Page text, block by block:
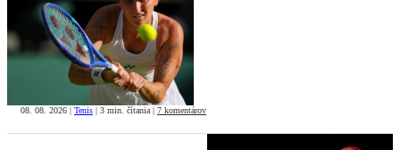
08. 08. 2026 | Tenis | 3 min. čítania | 7 komentárov